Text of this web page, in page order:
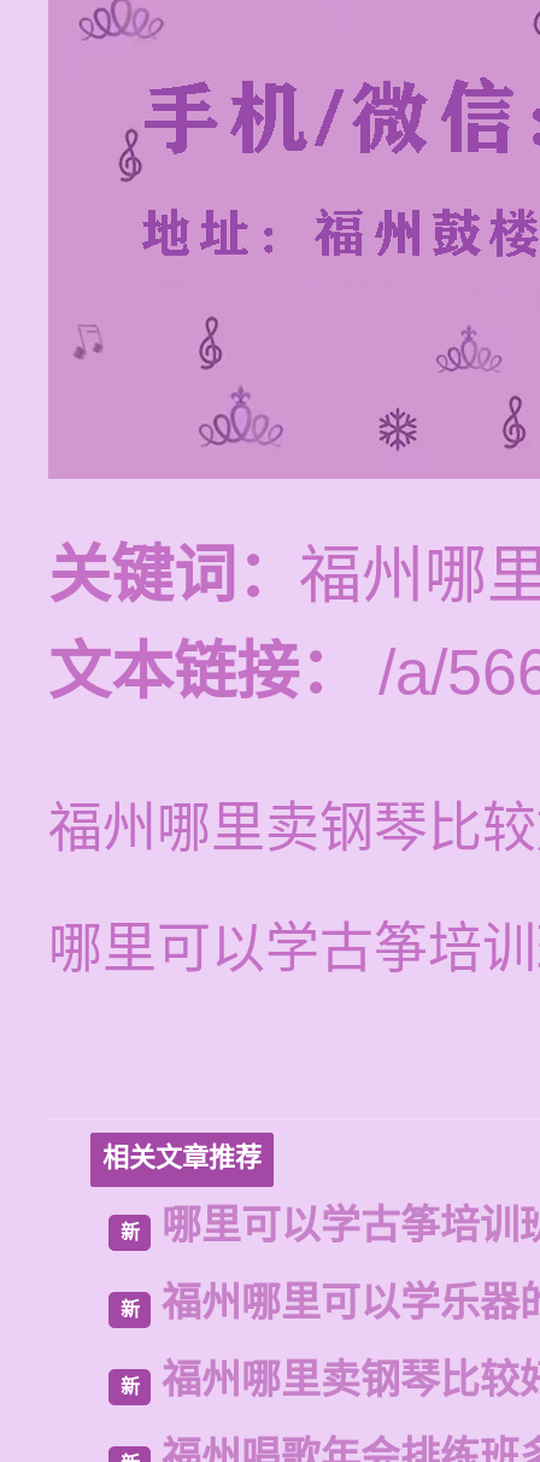
关键词： 福州哪
文本链接：
/a/
福州哪里卖钢琴比
哪里可以学古筝培
相关文章推荐
新 哪里可以学古筝培训
新 福州哪里可以学乐器
新 福州哪里卖钢琴比较